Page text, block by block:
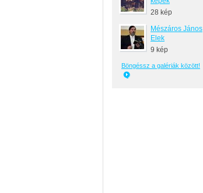
28 kép
Mészáros János
Elek
9 kép
Böngéssz a galériák között!